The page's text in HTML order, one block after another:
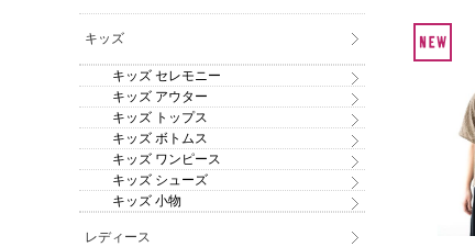
キッズ
キッズ セレモニー
キッズ アウター
キッズ トップス
キッズ ボトムス
キッズ ワンピース
キッズ シューズ
キッズ 小物
レディース